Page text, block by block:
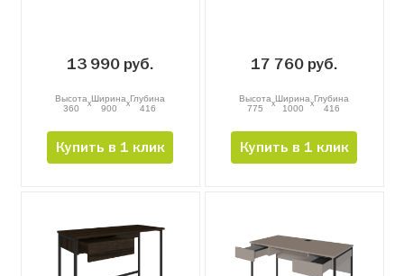
13 990 руб.
Высота
360
xШирина
900
xГлубина
416
Купить в 1 клик
17 760 руб.
Высота
775
xШирина
1000
xГлубина
416
Купить в 1 клик